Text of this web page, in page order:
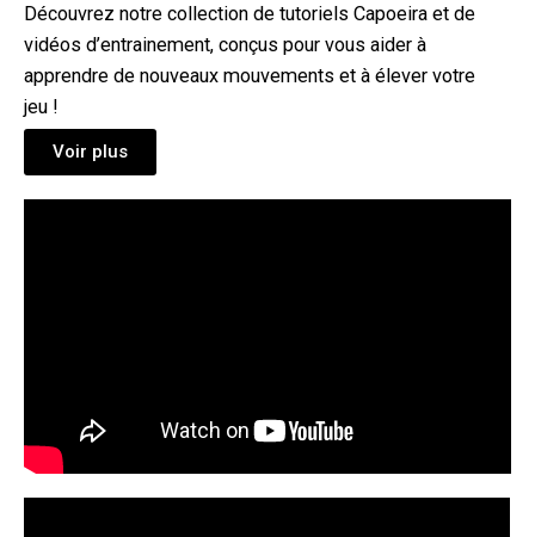
Découvrez notre collection de tutoriels Capoeira et de
vidéos d’entrainement, conçus pour vous aider à
apprendre de nouveaux mouvements et à élever votre
jeu !
Voir plus